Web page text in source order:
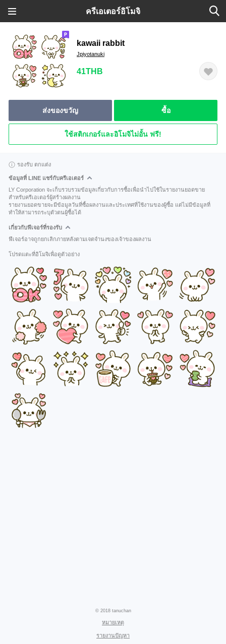
ครีเอเตอร์อิโมจิ
kawaii rabbit
Jpiyotanuki
41THB
ส่งของขวัญ ซื้อ
ใช้สติกเกอร์และอิโมจิไม่อั้น ฟรี!
รองรับ ตกแต่ง
ข้อมูลที่ LINE แชร์กับครีเอเตอร์
LY Corporation จะเก็บรวบรวมข้อมูลเกี่ยวกับการซื้อเพื่อนำไปใช้ในรายงานยอดขาย
สำหรับครีเอเตอร์ผู้สร้างผลงาน
รายงานยอดขายจะมีข้อมูลวันที่ซื้อผลงานและประเทศที่ใช้งานของผู้ซื้อ แต่ไม่มีข้อมูลที่
ทำให้สามารถระบุตัวตนผู้ซื้อได้
เกี่ยวกับฟีเจอร์ที่รองรับ
ฟีเจอร์อาจถูกยกเลิกภายหลังตามเจตจำนงของเจ้าของผลงาน
โปรดแตะที่อิโมจิเพื่อดูตัวอย่าง
© 2018 tanuchan
หมายเหตุ
รายงานปัญหา